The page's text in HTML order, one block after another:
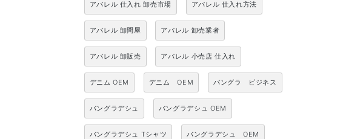
アパレル 仕入れ 卸売市場 アパレル 仕入れ方法
アパレル 卸問屋 アパレル 卸売業者
アパレル 卸販売 アパレル 小売店 仕入れ
デニム OEM デニム OEM バングラ ビジネス
バングラデシュ バングラデシュ OEM
バングラデシュ Tシャツ バングラデシュ OEM